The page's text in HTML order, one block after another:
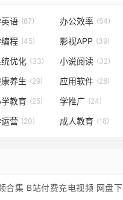
语 (87) 办公效率 (54)
程 (45) 影视APP (39)
统优化 (33) 小说阅读 (32)
养生 (29) 应用软件 (28)
教育 (25) 学推广 (24)
营 (20) 成人教育 (18)
合集 B站付费充电视频 网盘下